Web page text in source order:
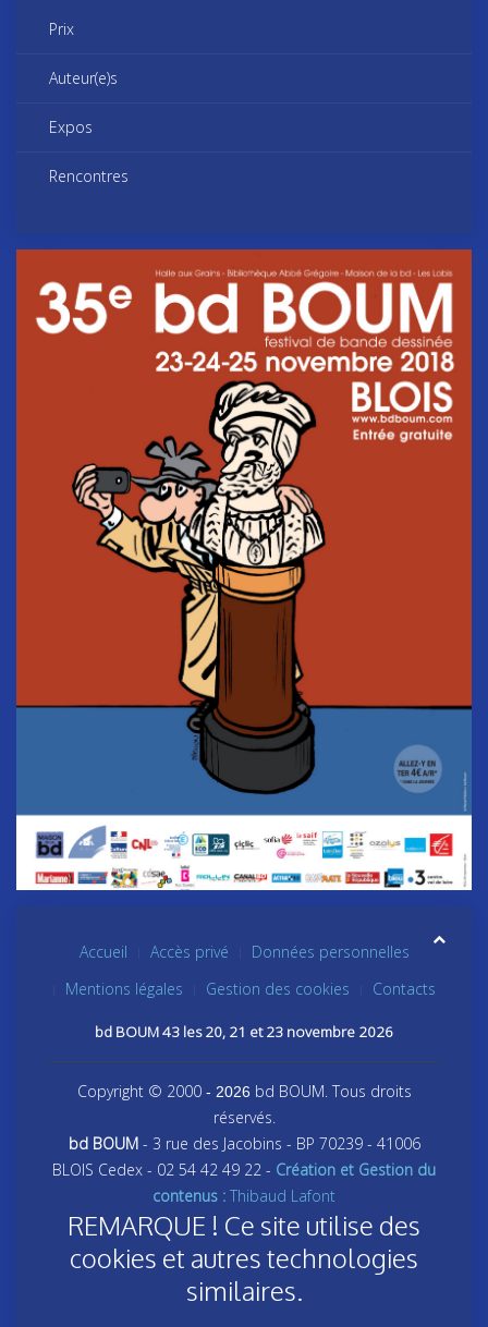
Prix
Auteur(e)s
Expos
Rencontres
Accueil Accès privé
Données personnelles
Mentions légales
Gestion des cookies Contacts
bd BOUM 43 les 20, 21 et 23 novembre 2026
Copyright © 2000- 2026 bd BOUM. Tous droits
réservés.
bd BOUM- 3 rue des Jacobins - BP 70239 - 41006
BLOIS Cedex - 02 54 42 49 22 - Création et Gestion du
contenus : Thibaud Lafont
REMARQUE ! Ce site utilise des
cookies et autres technologies
similaires.